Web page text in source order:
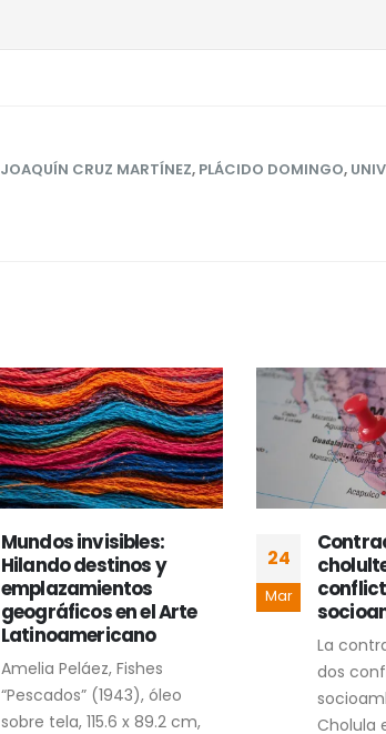
JOAQUÍN CRUZ MARTÍNEZ, PLÁCIDO DOMINGO,
Mundos invisibles:
Hilando destinos y
emplazamientos
geográficos en el Arte
Latinoamericano
Amelia Peláez, Fishes
“Pescados” (1943), óleo
sobre tela, 115.6 x 89.2 cm,
24
Mar
La
dos
Cholula